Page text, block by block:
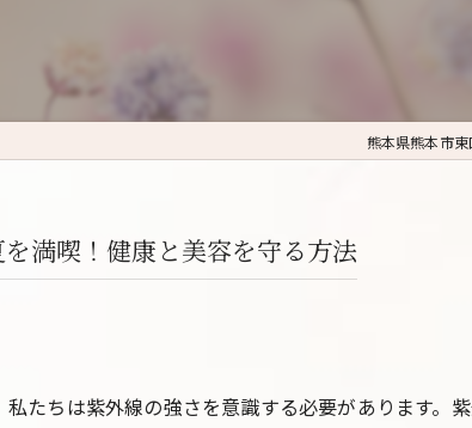
熊本県熊本市
満喫！健康と美容を守る方法
たちは紫外線の強さを意識する必要があります